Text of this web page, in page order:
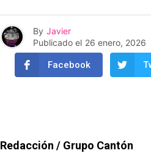
By Javier
Publicado el 26 enero, 2026
Facebook
Redacción / Grupo Cantón